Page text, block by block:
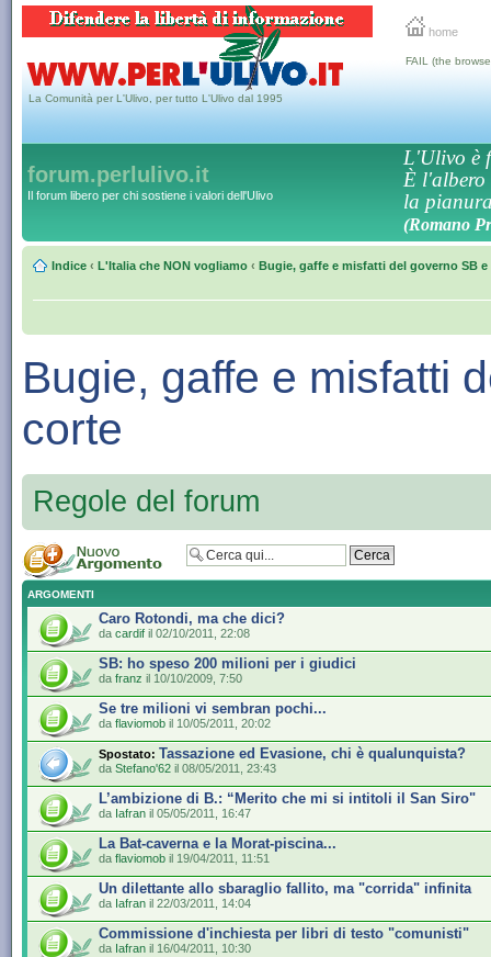
home
La Comunità per L'Ulivo, per tutto L'Ulivo dal 1995
FAIL (the
forum.perlulivo.it
Il forum libero per chi sostiene i valori dell'Ulivo
L'Ulivo è
È l'albero
la
(Romano
Indice ‹ L'Italia che NON vogliamo ‹ Bugie, gaffe e misfatti del governo SB e
Bugie, gaffe e misfatti
corte
Regole del forum
ARGOMENTI
Caro Rotondi, ma che dici?
da cardif il 02/10/2011, 22:08
SB: ho speso 200 milioni per i giudici
da franz il 10/10/2009, 7:50
Se tre milioni vi sembran pochi...
da flaviomob il 10/05/2011, 20:02
Spostato: Tassazione ed Evasione, chi è qualunquista?
da Stefano'62 il 08/05/2011, 23:43
L’ambizione di B.: “Merito che mi si intitoli il San Siro"
da Iafran il 05/05/2011, 16:47
La Bat-caverna e la Morat-piscina...
da flaviomob il 19/04/2011, 11:51
Un dilettante allo sbaraglio fallito, ma "corrida" infinita
da Iafran il 22/03/2011, 14:04
Commissione d'inchiesta per libri di testo "comunisti"
da Iafran il 16/04/2011, 10:30